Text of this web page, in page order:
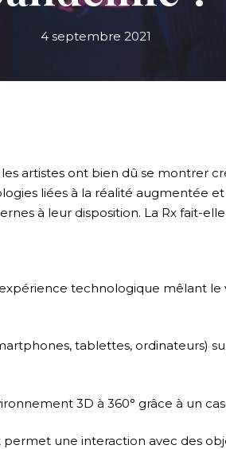
4 septembre 2021
artistes ont bien dû se montrer
liées à la réalité augmentée
à leur disposition. La Rx fait-
technologique mêlant
tablettes, ordinateurs)
3D à 360° grâce à un
une interaction avec des